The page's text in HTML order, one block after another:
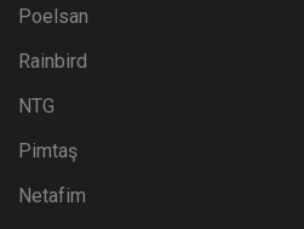
Poelsan
Rainbird
NTG
Pimtaş
Netafim